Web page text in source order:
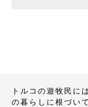
トルコの遊牧民に
の暮らしに根づい